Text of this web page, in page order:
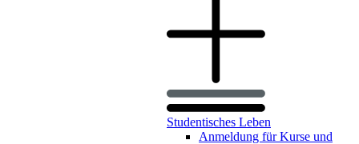
Studentisches Leben
Anmeldung für Kurse und